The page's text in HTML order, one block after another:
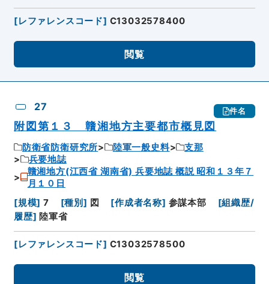
[レファレンスコード] C13032578400
閲覧
27 件名
附図第１３ 贛湘地方主要都市概見図
防衛省防衛研究所 陸軍一般史料
支那
兵要地誌
贛湘地方(江西省 湖南省) 兵要地誌 概説 昭和１３年７
月１０日
[規模] 7 [種別 ] 図 [作成者名称] 参謀本部 [組織歴/
履歴] 陸軍省
[レファレンスコード] C13032578500
閲覧